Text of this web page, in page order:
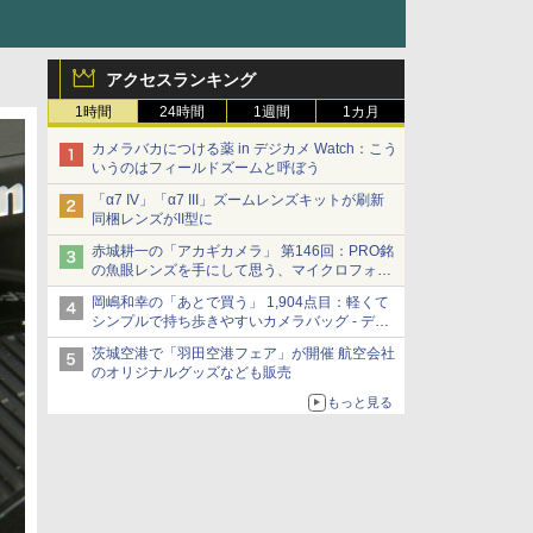
アクセスランキング
1時間 24時間 1週間 1カ月
カメラバカにつける薬 in デジカメ Watch：こう
いうのはフィールドズームと呼ぼう
「α7 IV」「α7 III」ズームレンズキットが刷新
同梱レンズがII型に
赤城耕一の「アカギカメラ」 第146回：PRO銘
の魚眼レンズを手にして思う、マイクロフォー
サーズへの期待と可能性
岡嶋和幸の「あとで買う」 1,904点目：軽くて
シンプルで持ち歩きやすいカメラバッグ - デジ
カメ Watch
茨城空港で「羽田空港フェア」が開催 航空会社
のオリジナルグッズなども販売
もっと見る